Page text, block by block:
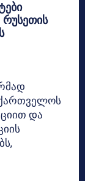
და